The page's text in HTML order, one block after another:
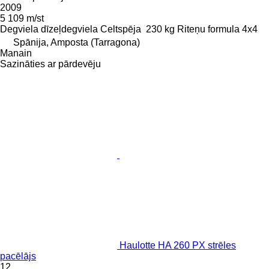
2009
5 109 m/st
Degviela dīzeļdegviela Celtspēja 230 kg Riteņu formula 4x4
Spānija, Amposta (Tarragona)
Manain
Sazināties ar pārdevēju
Haulotte HA 260 PX strēles
pacēlājs
12